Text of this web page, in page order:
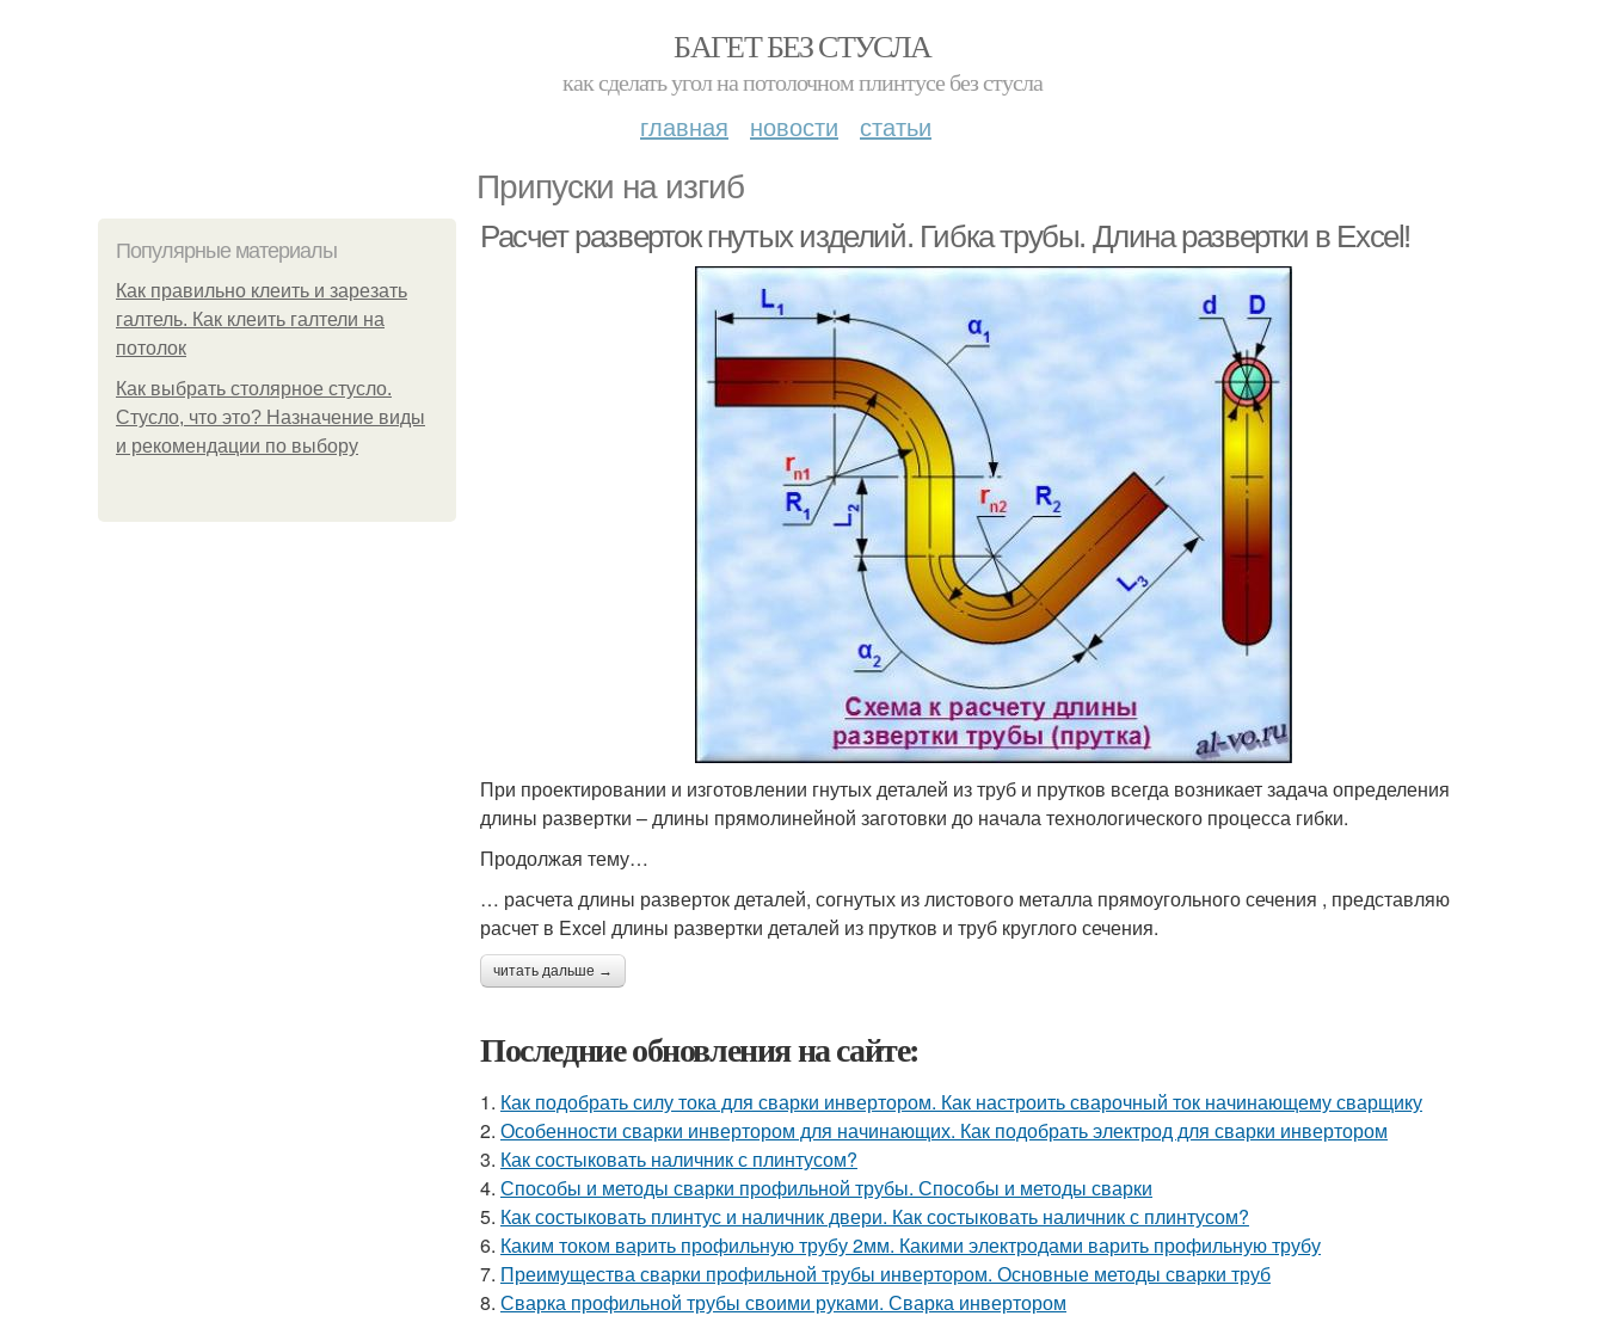
БАГЕТ БЕЗ СТУСЛА
как сделать угол на потолочном плинтусе без стусла
главная новости статьи
Припуски на изгиб
Популярные материалы
Как правильно клеить и зарезать
галтель. Как клеить галтели на
потолок
Как выбрать столярное стусло.
Стусло, что это? Назначение виды
и рекомендации по выбору
Расчет разверток гнутых изделий. Гибка трубы. Длина развертки в Excel!
При проектировании и изготовлении гнутых деталей из труб и прутков всегда возникает задача определения
длины развертки – длины прямолинейной заготовки до начала технологического процесса гибки.
Продолжая тему…
… расчета длины разверток деталей, согнутых из листового металла прямоугольного сечения , представляю
расчет в Excel длины развертки деталей из прутков и труб круглого сечения.
читать дальше →
Последние обновления на сайте:
1. Как подобрать силу тока для сварки инвертором. Как настроить сварочный ток начинающему сварщику
2. Особенности сварки инвертором для начинающих. Как подобрать электрод для сварки инвертором
3. Как состыковать наличник с плинтусом?
4. Способы и методы сварки профильной трубы. Способы и методы сварки
5. Как состыковать плинтус и наличник двери. Как состыковать наличник с плинтусом?
6. Каким током варить профильную трубу 2мм. Какими электродами варить профильную трубу
7. Преимущества сварки профильной трубы инвертором. Основные методы сварки труб
8. Сварка профильной трубы своими руками. Сварка инвертором